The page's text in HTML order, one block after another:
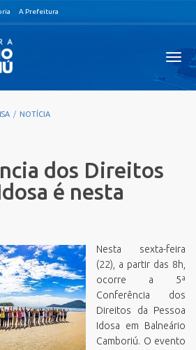
A Prefeitura
NOTÍCIA
dos Direitos
é nesta
Nesta sexta-feira
(22), a partir das 8h,
ocorre a 5ª
Conferência dos
Direitos da Pessoa
Idosa em Balneário
Camboriú. O evento